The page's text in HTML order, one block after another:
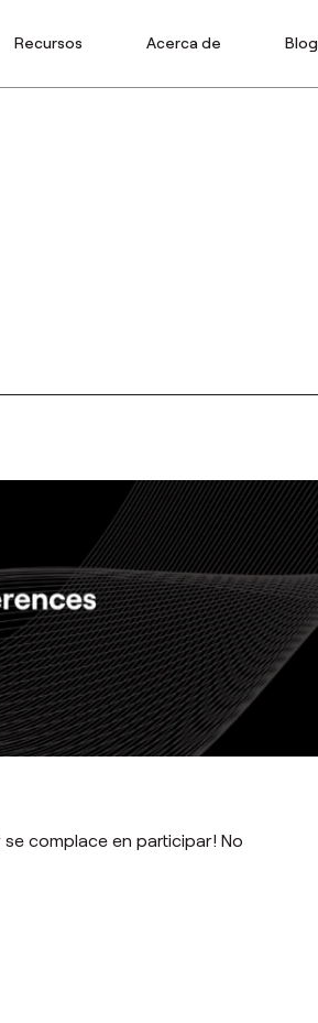
Recursos Acerca de Blog
complace en participar! No